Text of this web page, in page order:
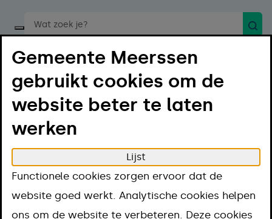
Start een spraakopdracht
Menu
Home
Regelen
Hulp bij laag inkomen en geldzorgen
Uitkeringen
Vrijwilligerswerk doen
Gemeente Meerssen
gebruikt cookies om de
website beter te laten
werken
Lijst
Functionele cookies zorgen ervoor dat de
website goed werkt. Analytische cookies helpen
ons om de website te verbeteren. Deze cookies